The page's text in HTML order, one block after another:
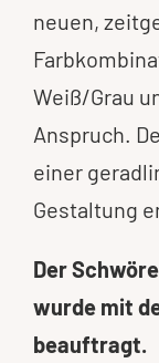
neuen,
Weiß/Grau
Anspruch.
einer
Gestaltung
Der
wurde mit
beauftragt.